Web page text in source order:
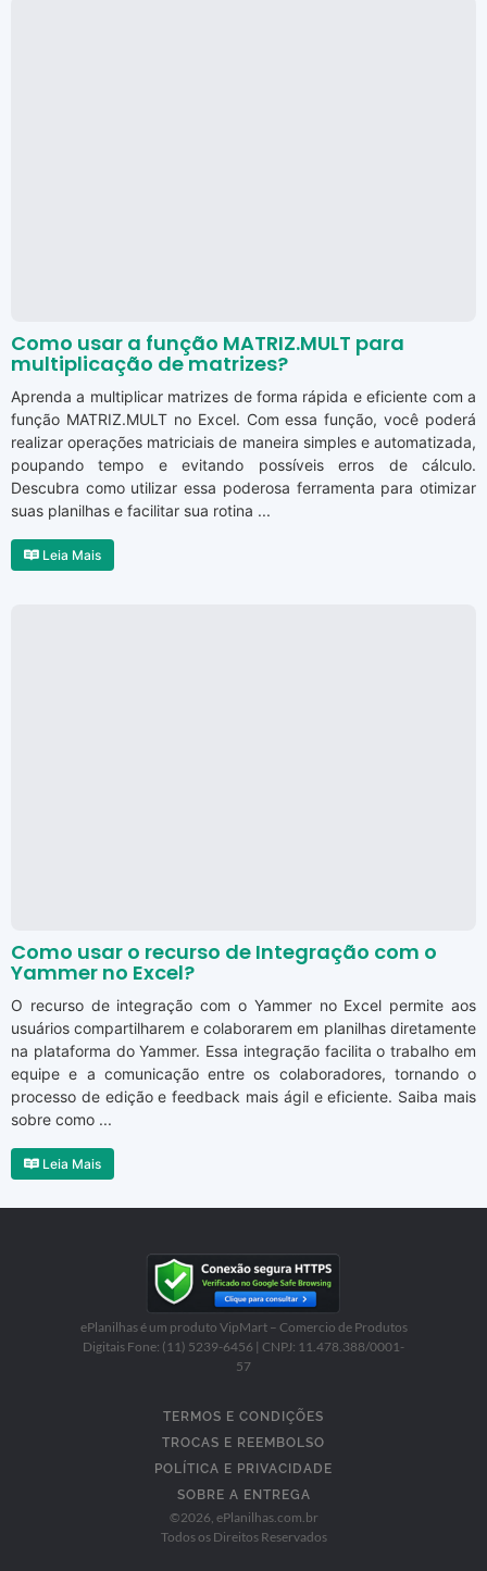
Como usar a função MATRIZ.MULT para
multiplicação de matrizes?
Aprenda a multiplicar matrizes de forma rápida e eficiente com a
função MATRIZ.MULT no Excel. Com essa função, você poderá
realizar operações matriciais de maneira simples e automatizada,
poupando tempo e evitando possíveis erros de cálculo.
Descubra como utilizar essa poderosa ferramenta para otimizar
suas planilhas e facilitar sua rotina ...
Leia Mais
Como usar o recurso de Integração com o
Yammer no Excel?
O recurso de integração com o Yammer no Excel permite aos
usuários compartilharem e colaborarem em planilhas diretamente
na plataforma do Yammer. Essa integração facilita o trabalho em
equipe e a comunicação entre os colaboradores, tornando o
processo de edição e feedback mais ágil e eficiente. Saiba mais
sobre como ...
Leia Mais
ePlanilhas é um produto VipMart – Comercio de Produtos
Digitais Fone: (11) 5239-6456 | CNPJ: 11.478.388/0001-
57
TERMOS E CONDIÇÕES
TROCAS E REEMBOLSO
POLÍTICA E PRIVACIDADE
SOBRE A ENTREGA
©2026 , ePlanilhas.com.br
Todos os Direitos Reservados